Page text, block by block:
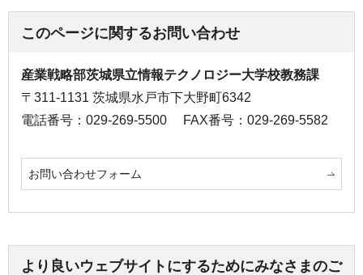
このページに関するお問い合わせ
産業戦略部茨城県立情報テクノロジー大学校教務課
〒311-1131 茨城県水戸市下大野町6342
電話番号：029-269-5500
FAX番号：029-269-5582
お問い合わせフォーム
より良いウェブサイトにするためにみなさまのご